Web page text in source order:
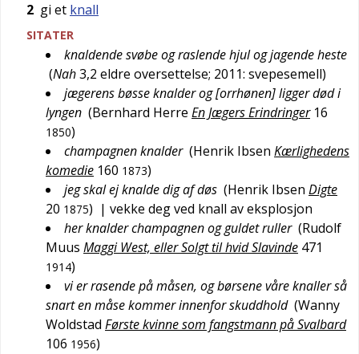
2 gi et knall
SITATER
knaldende svøbe og raslende hjul og jagende heste
(Nah3,2 eldre oversettelse; 2011: svepesemell)
jægerens bøsse knalder og [orrhønen] ligger død i
lyngen (Bernhard Herre En Jægers Erindringer 16
1850)
champagnen knalder (Henrik Ibsen Kærlighedens
komedie 160 1873)
jeg skal ej knalde dig af døs (Henrik Ibsen Digte
20 1875) | vekke deg ved knall av eksplosjon
her knalder champagnen og guldet ruller (Rudolf
Muus Maggi West, eller Solgt til hvid Slavinde 471
1914)
vi er rasende på måsen, og børsene våre knaller så
snart en måse kommer innenfor skuddhold (Wanny
Woldstad Første kvinne som fangstmann på Svalbard
106 1956)